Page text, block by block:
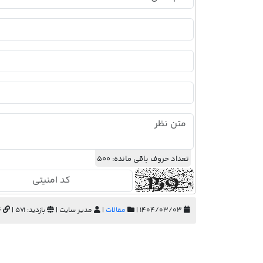
تعداد حروف باقی مانده: 500
مقالات | مدیر سایت | بازدید: 571 |